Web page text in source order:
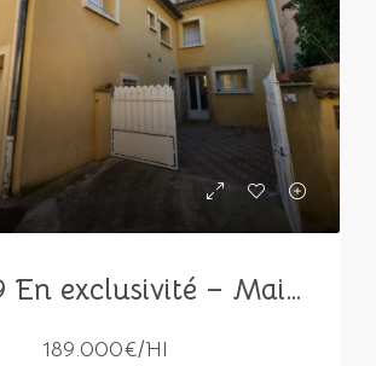
ML 729 En exclusivité – Maison de village -4 Chambres- Garage et Cour
189.000€/HI